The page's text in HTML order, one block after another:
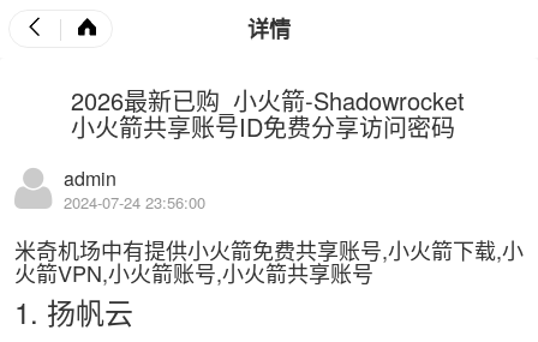
详情
2026最新已购_小火箭-Shadowrocket
小火箭共享账号ID免费分享访问密码
admin
2024-07-24 23:56:00
米奇机场中有提供小火箭免费共享账号,小火箭下载,小
火箭VPN,小火箭账号,小火箭共享账号
1. 扬帆云